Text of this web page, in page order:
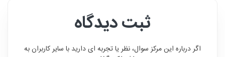
ثبت دیدگاه
اگر درباره این مرکز سوال، نظر یا تجربه ای دارید با سایر کاربران به